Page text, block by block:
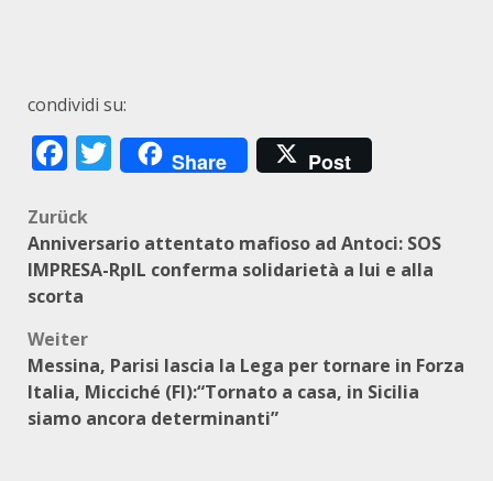
condividi su:
Facebook
Twitter
Share Post
Beitragsnavigation
Zurück
Anniversario attentato mafioso ad Antoci: SOS
IMPRESA-RplL conferma solidarietà a lui e alla
scorta
Weiter
Messina, Parisi lascia la Lega per tornare in Forza
Italia, Micciché (FI):“Tornato a casa, in Sicilia
siamo ancora determinanti”